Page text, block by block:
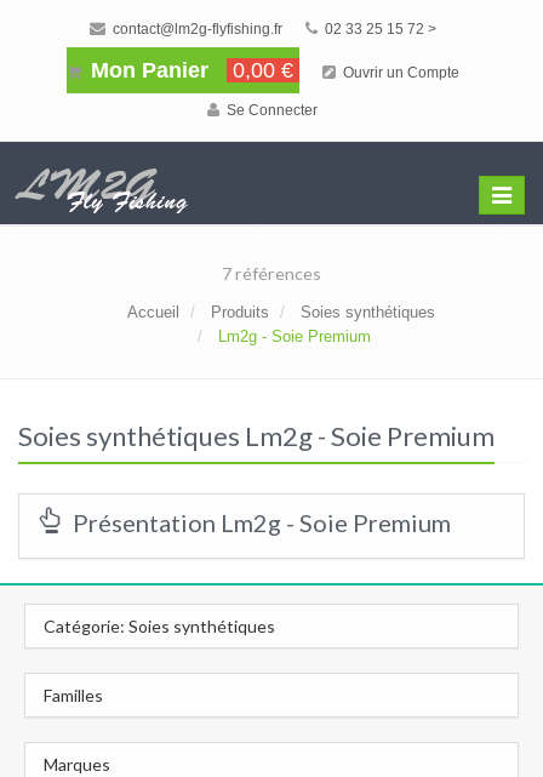
contact@lm2g-flyfishing.fr 02 33 25 15 72 >
Mon Panier 0,00 € Ouvrir un Compte
Se Connecter
Menu
7 références
Accueil Produits
Soies synthétiques
Lm2g - Soie Premium
Soies synthétiques Lm2g - Soie Premium
Présentation Lm2g - Soie Premium
Catégorie: Soies synthétiques
Familles
Marques